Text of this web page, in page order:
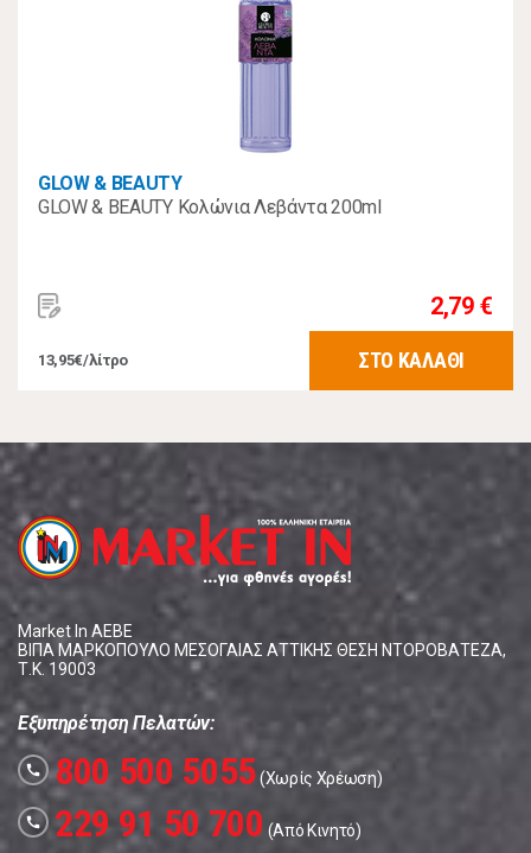
GLOW & BEAUTY
GLOW & BEAUTY Κολώνια Λεβάντα 200ml
2,79 €
13,95€/λίτρο ΣΤΟ ΚΑΛΑΘΙ
Market In ΑΕΒΕ
ΒΙΠΑ ΜΑΡΚΟΠΟΥΛΟ ΜΕΣΟΓΑΙΑΣ ΑΤΤΙΚΗΣ ΘΕΣΗ ΝΤΟΡΟΒΑΤΕΖΑ,
Τ.Κ. 19003
Εξυπηρέτηση Πελατών:
call 800 500 5055(Χωρίς Χρέωση)
call 229 91 50 700 (Από Κινητό)